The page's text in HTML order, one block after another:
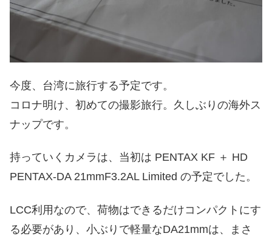
今度、台湾に旅行する予定です。
コロナ明け、初めての撮影旅行。久しぶりの海外ス
ナップです。
持っていくカメラは、当初は PENTAX KF ＋ HD
PENTAX-DA 21mmF3.2AL Limited の予定でした。
LCC利用なので、荷物はできるだけコンパクトにす
る必要があり、小ぶりで軽量なDA21mmは、まさ